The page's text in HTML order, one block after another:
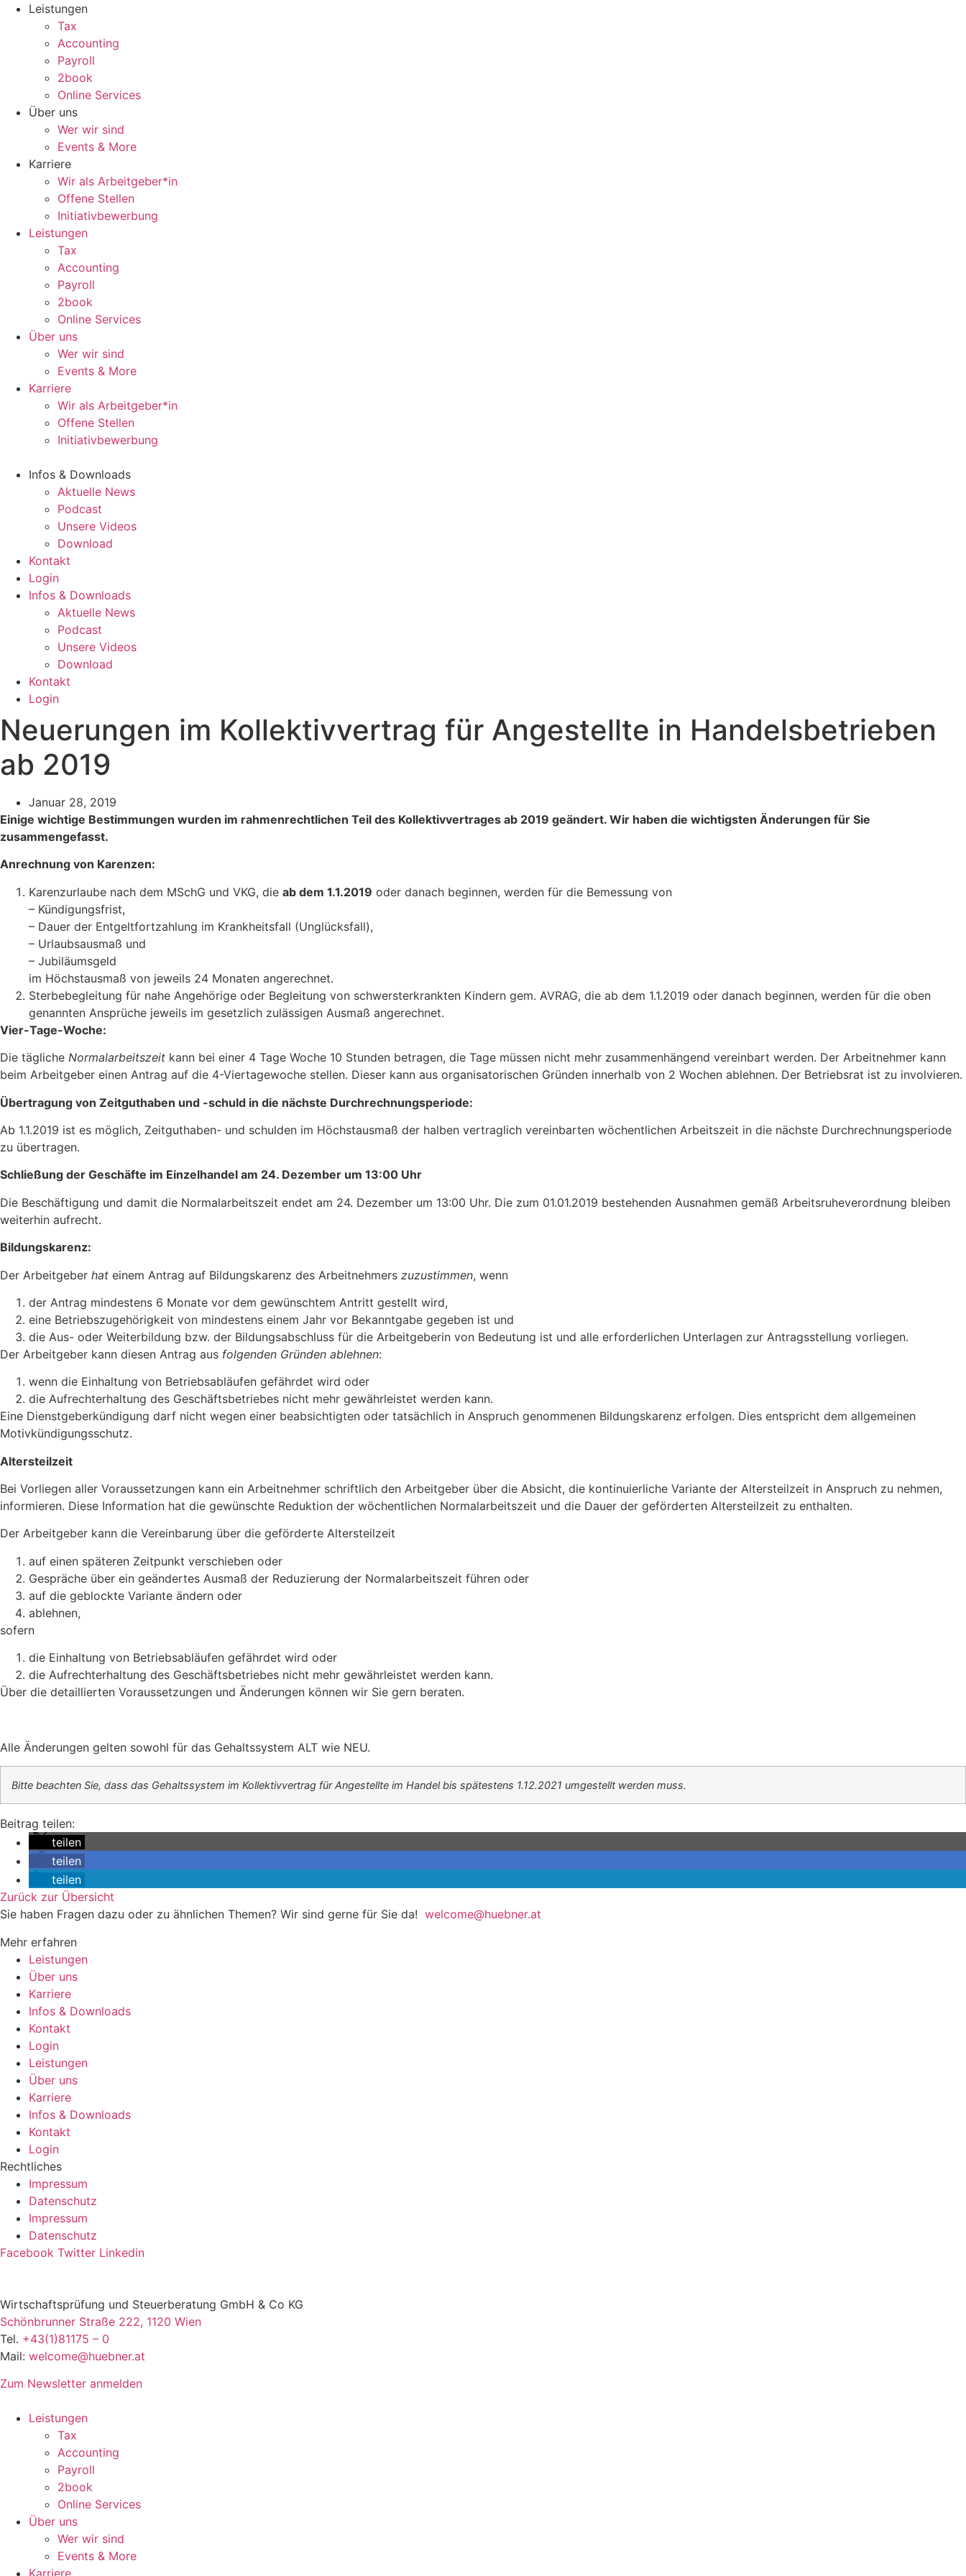
Zum
wechseln
Leistungen
Tax
Accounting
Payroll
2book
Online Services
Über uns
Wer wir sind
Events & More
Karriere
Wir als Arbeitgeber*in
Offene Stellen
Initiativbewerbung
Leistungen
Tax
Accounting
Payroll
2book
Online Services
Über uns
Wer wir sind
Events & More
Karriere
Wir als Arbeitgeber*in
Offene Stellen
Initiativbewerbung
Infos & Downloads
Aktuelle News
Podcast
Unsere Videos
Download
Kontakt
Login
Infos & Downloads
Aktuelle News
Podcast
Unsere Videos
Download
Kontakt
Login
Neuerungen im Kollektivvertrag für Angestellte in Handelsbetrieben
ab 2019
Januar 28, 2019
Einige wichtige Bestimmungen wurden im rahmenrechtlichen Teil des Kollektivvertrages ab 2019 geändert. Wir haben die wichtigsten Änderungen für Sie
zusammengefasst.
Anrechnung von Karenzen:
Karenzurlaube nach dem MSchG und VKG, die ab dem 1.1.2019 oder danach beginnen, werden für die Bemessung von
– Kündigungsfrist,
– Dauer der Entgeltfortzahlung im Krankheitsfall (Unglücksfall),
– Urlaubsausmaß und
– Jubiläumsgeld
im Höchstausmaß von jeweils 24 Monaten angerechnet.
Sterbebegleitung für nahe Angehörige oder Begleitung von schwersterkrankten Kindern gem. AVRAG, die ab dem 1.1.2019 oder danach beginnen, werden für die oben
genannten Ansprüche jeweils im gesetzlich zulässigen Ausmaß angerechnet.
Vier-Tage-Woche:
Die tägliche Normalarbeitszeit kann bei einer 4 Tage Woche 10 Stunden betragen, die Tage müssen nicht mehr zusammenhängend vereinbart werden. Der Arbeitnehmer kann
beim Arbeitgeber einen Antrag auf die 4-Viertagewoche stellen. Dieser kann aus organisatorischen Gründen innerhalb von 2 Wochen ablehnen. Der Betriebsrat ist zu involvieren.
Übertragung von Zeitguthaben und -schuld in die nächste Durchrechnungsperiode:
Ab 1.1.2019 ist es möglich, Zeitguthaben- und schulden im Höchstausmaß der halben vertraglich vereinbarten wöchentlichen Arbeitszeit in die nächste Durchrechnungsperiode
zu übertragen.
Schließung der Geschäfte im Einzelhandel am 24. Dezember um 13:00 Uhr
Die Beschäftigung und damit die Normalarbeitszeit endet am 24. Dezember um 13:00 Uhr. Die zum 01.01.2019 bestehenden Ausnahmen gemäß Arbeitsruheverordnung bleiben
weiterhin aufrecht.
Bildungskarenz:
Der Arbeitgeber hat einem Antrag auf Bildungskarenz des Arbeitnehmers zuzustimmen, wenn
der Antrag mindestens 6 Monate vor dem gewünschtem Antritt gestellt wird,
eine Betriebszugehörigkeit von mindestens einem Jahr vor Bekanntgabe gegeben ist und
die Aus- oder Weiterbildung bzw. der Bildungsabschluss für die Arbeitgeberin von Bedeutung ist und alle erforderlichen Unterlagen zur Antragsstellung vorliegen.
Der Arbeitgeber kann diesen Antrag aus folgenden Gründen ablehnen:
wenn die Einhaltung von Betriebsabläufen gefährdet wird oder
die Aufrechterhaltung des Geschäftsbetriebes nicht mehr gewährleistet werden kann.
Eine Dienstgeberkündigung darf nicht wegen einer beabsichtigten oder tatsächlich in Anspruch genommenen Bildungskarenz erfolgen. Dies entspricht dem allgemeinen
Motivkündigungsschutz.
Altersteilzeit
Bei Vorliegen aller Voraussetzungen kann ein Arbeitnehmer schriftlich den Arbeitgeber über die Absicht, die kontinuierliche Variante der Altersteilzeit in Anspruch zu nehmen,
informieren. Diese Information hat die gewünschte Reduktion der wöchentlichen Normalarbeitszeit und die Dauer der geförderten Altersteilzeit zu enthalten.
Der Arbeitgeber kann die Vereinbarung über die geförderte Altersteilzeit
auf einen späteren Zeitpunkt verschieben oder
Gespräche über ein geändertes Ausmaß der Reduzierung der Normalarbeitszeit führen oder
auf die geblockte Variante ändern oder
ablehnen,
sofern
die Einhaltung von Betriebsabläufen gefährdet wird oder
die Aufrechterhaltung des Geschäftsbetriebes nicht mehr gewährleistet werden kann.
Über die detaillierten Voraussetzungen und Änderungen können wir Sie gern beraten.
Alle Änderungen gelten sowohl für das Gehaltssystem ALT wie NEU.
Bitte beachten Sie, dass das Gehaltssystem im Kollektivvertrag für Angestellte im Handel bis spätestens 1.12.2021 umgestellt werden muss.
Beitrag teilen:
teilen
teilen
teilen
Zurück zur Übersicht
Sie haben Fragen dazu oder zu ähnlichen Themen? Wir sind gerne für Sie da! welcome@huebner.at
Mehr erfahren
Leistungen
Über uns
Karriere
Infos & Downloads
Kontakt
Login
Leistungen
Über uns
Karriere
Infos & Downloads
Kontakt
Login
Rechtliches
Impressum
Datenschutz
Impressum
Datenschutz
Facebook Twitter Linkedin
Wirtschaftsprüfung und Steuerberatung GmbH & Co KG
Schönbrunner Straße 222, 1120 Wien
Tel. +43(1)81175 – 0
Mail: welcome@huebner.at
Zum Newsletter anmelden
Leistungen
Tax
Accounting
Payroll
2book
Online Services
Über uns
Wer wir sind
Events & More